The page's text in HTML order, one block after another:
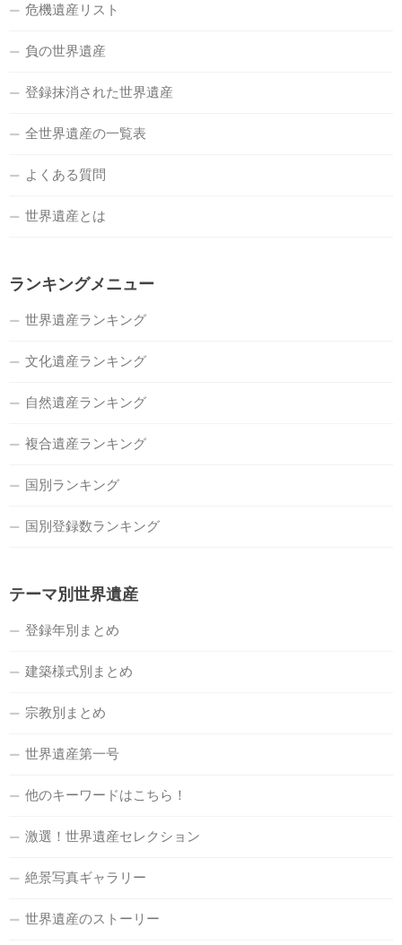
危機遺産リスト
負の世界遺産
登録抹消された世界遺産
全世界遺産の一覧表
よくある質問
世界遺産とは
ランキングメニュー
世界遺産ランキング
文化遺産ランキング
自然遺産ランキング
複合遺産ランキング
国別ランキング
国別登録数ランキング
テーマ別世界遺産
登録年別まとめ
建築様式別まとめ
宗教別まとめ
世界遺産第一号
他のキーワードはこちら！
激選！世界遺産セレクション
絶景写真ギャラリー
世界遺産のストーリー